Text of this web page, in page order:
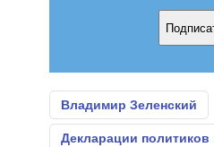
Владимир Зеленский
Декларации политиков